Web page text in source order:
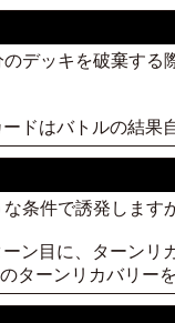
デッキを破棄す
ドはバトルの結
条件で誘発します
ン目に、ターン
ターンリカバリー